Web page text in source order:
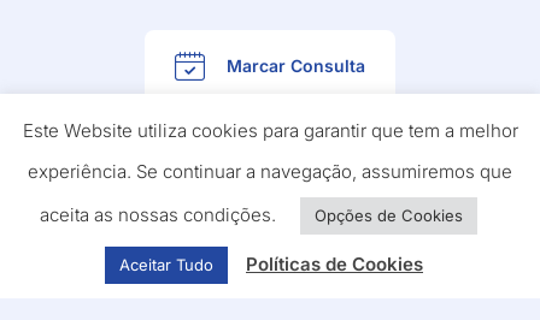
Marcar Consulta
Este Website utiliza cookies para garantir que tem a melhor
experiência. Se continuar a navegação, assumiremos que
aceita as nossas condições.
Opções de Cookies
Aceitar Tudo Políticas de Cookies